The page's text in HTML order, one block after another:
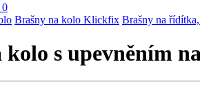
0
Brašny na kolo Klickfix Brašny na
kolo s upevněním